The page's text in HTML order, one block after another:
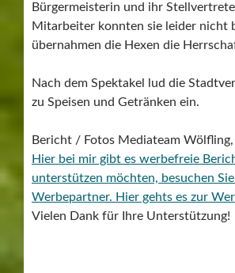
Bürgermeisterin und ihr
Mitarbeiter konnten sie leider nicht
übernahmen die Hexen die
Nach dem Spektakel lud die
zu Speisen und Getränken ein.
Bericht / Fotos Mediateam
Hier bei mir gibt es werbefreie
unterstützen möchten, besuchen
Werbepartner. Hier gehts es zur
Vielen Dank für Ihre Unterstützung!